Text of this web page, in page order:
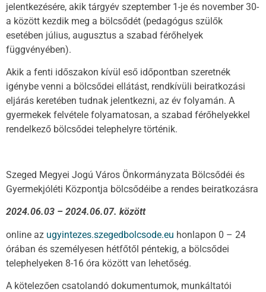
jelentkezésére, akik tárgyév szeptember 1-je és november 30-
a között kezdik meg a bölcsődét (pedagógus szülők
esetében július, augusztus a szabad férőhelyek
függvényében).
Akik a fenti időszakon kívül eső időpontban szeretnék
igénybe venni a bölcsődei ellátást, rendkívüli beiratkozási
eljárás keretében tudnak jelentkezni, az év folyamán. A
gyermekek felvétele folyamatosan, a szabad férőhelyekkel
rendelkező bölcsődei telephelyre történik.
Szeged Megyei Jogú Város Önkormányzata Bölcsődéi és
Gyermekjóléti Központja bölcsődéibe a rendes beiratkozásra
2024.06.03 – 2024.06.07. között
online az ugyintezes.szegedbolcsode.eu honlapon 0 – 24
órában és személyesen hétfőtől péntekig, a bölcsődei
telephelyeken 8-16 óra között van lehetőség.
A kötelezően csatolandó dokumentumok, munkáltatói